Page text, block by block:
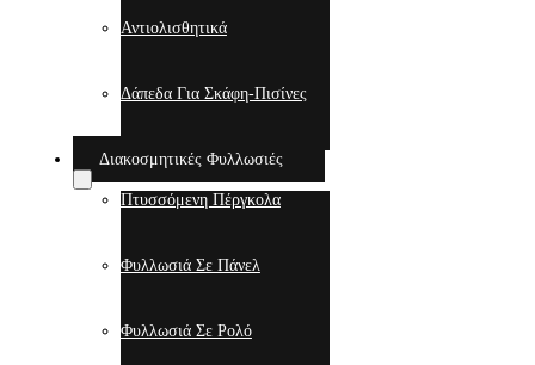
Αντιολισθητικά
Δάπεδα Για Σκάφη-Πισίνες
Διακοσμητικές Φυλλωσιές
Πτυσσόμενη Πέργκολα
Φυλλωσιά Σε Πάνελ
Φυλλωσιά Σε Ρολό